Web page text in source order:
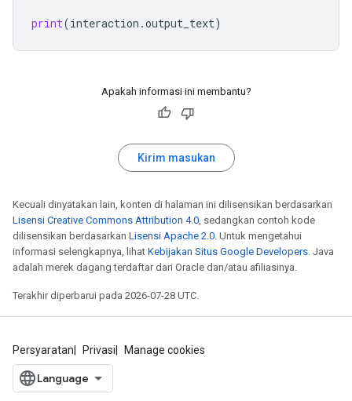
print(interaction .output_text)
Apakah informasi ini membantu?
Kirim masukan
Kecuali dinyatakan lain, konten di halaman ini dilisensikan berdasarkan
Lisensi Creative Commons Attribution 4.0 , sedangkan contoh kode
dilisensikan berdasarkan Lisensi Apache 2.0 . Untuk mengetahui
informasi selengkapnya, lihat Kebijakan Situs Google Developers . Java
adalah merek dagang terdaftar dari Oracle dan/atau afiliasinya.
Terakhir diperbarui pada 2026-07-28 UTC.
Persyaratan Privasi Manage cookies